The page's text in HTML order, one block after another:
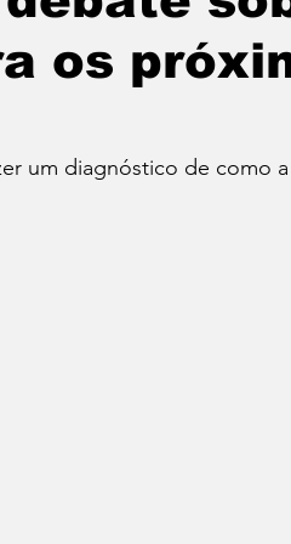
Coluna Nutricionista
os
um diagnóstico de como